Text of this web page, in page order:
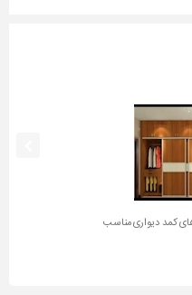
کمد دیواری مناسب